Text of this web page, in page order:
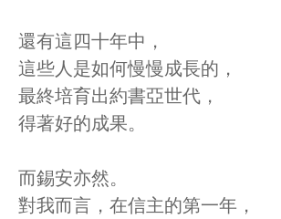
還有這四十年中，
這些人是如何慢慢成長的，
最終培育出約書亞世代，
得著好的成果。
而錫安亦然。
對我而言，在信主的第一年，